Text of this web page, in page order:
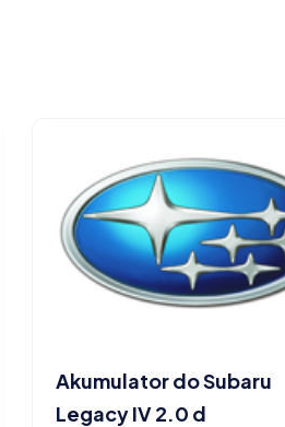
Akumulator do Subaru
Legacy IV 2.0 d